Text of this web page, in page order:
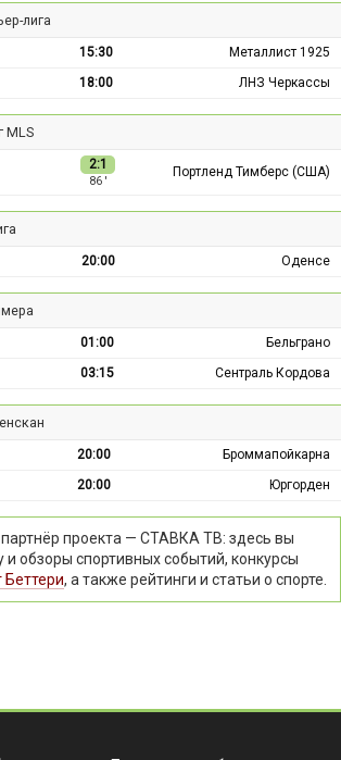
лига
15:30
Металлист 1925
18:00 ЛНЗ Черкассы
MLS
2:1
86 ′
Портленд Тимберс (США)
20:00 Оденсе
01:00
Бельграно
03:15 Сентраль Кордова
20:00
Броммапойкарна
20:00 Юргорден
проекта — СТАВКА ТВ: здесь вы
и обзоры спортивных событий, конкурсы
, а также рейтинги и статьи о спорте.